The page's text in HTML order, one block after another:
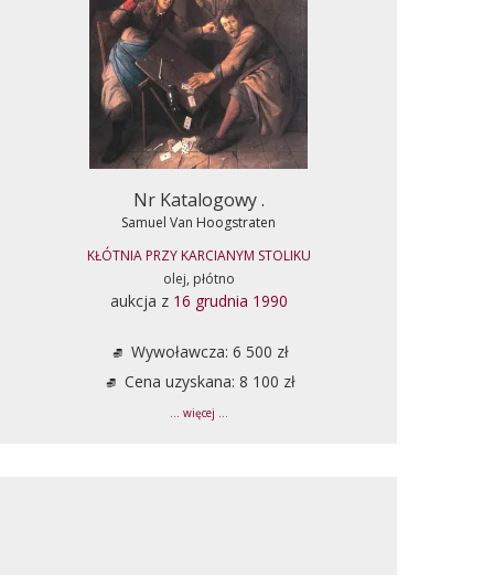
Nr Katalogowy .
Samuel Van Hoogstraten
KŁÓTNIA PRZY KARCIANYM STOLIKU
olej, płótno
aukcja z 16 grudnia 1990
Wywoławcza: 6 500 zł
Cena uzyskana: 8 100 zł
... więcej ...